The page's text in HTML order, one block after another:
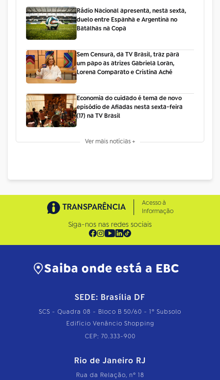
Rádio Nacional apresenta, nesta sexta,
duelo entre Espanha e Argentina no
Batalhas na Copa
Sem Censura, da TV Brasil, traz para
um papo as atrizes Gabriela Loran,
Lorena Comparato e Cristina Aché
Economia do cuidado é tema de novo
episódio de Afiadas nesta sexta-feira
(17) na TV Brasil
Ver mais notícias +
TRANSPARÊNCIA
Acesso à
Informação
Siga-nos nas redes sociais
Saiba onde está a EBC
SEDE: Brasília DF
SCS - Quadra 08 - Bloco B 50/60 - 1º Subsolo
Edifício Venâncio Shopping
CEP: 70.333-900
Rio de Janeiro RJ
Rua da Relação, nº 18